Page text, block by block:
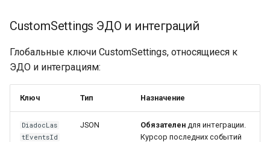
CustomSettings ЭДО и интеграций
Глобальные ключи CustomSettings, относящиеся к
ЭДО и интеграциям:
Ключ Тип Назначение
DiadocLas
tEventsId
JSON Обязателен для интеграции.
Курсор последних событий